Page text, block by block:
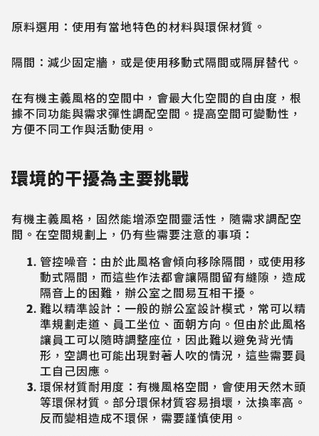
原料選用：使用有當地特色的材料與環保材質。
隔間：減少固定牆，或是使用移動式隔間或隔屏替代。
在有機主義風格的空間中，會最大化空間的自由度，根
據不同功能與需求彈性調配空間。提高空間可變動性，
方便不同工作與活動使用。
環境的干擾為主要挑戰
有機主義風格，固然能增添空間靈活性，隨需求調配空
間。在空間規劃上，仍有些需要注意的事項：
管控噪音：由於此風格會傾向移除隔間，或使用移
動式隔間，而這些作法都會讓隔間留有縫隙，造成
隔音上的困難，辦公室之間易互相干擾。
難以精準設計：一般的辦公室設計模式，常可以精
準規劃走道、員工坐位、面朝方向。但由於此風格
讓員工可以隨時調整座位，因此難以避免背光情
形，空調也可能出現對著人吹的情況，這些需要員
工自己因應。
環保材質耐用度：有機風格空間，會使用天然木頭
等環保材質。部分環保材質容易損壞，汰換率高。
反而變相造成不環保，需要謹慎使用。